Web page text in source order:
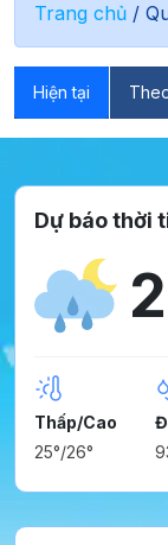
Trang chủ /
Hiện tại
Dự báo thời
Thấp/Cao
25°/26°